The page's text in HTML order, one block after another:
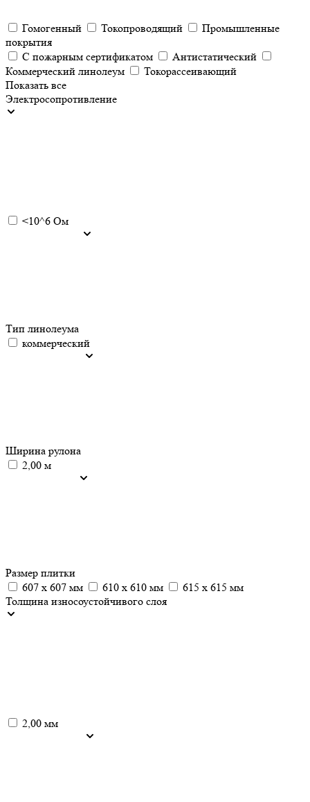
Гомогенный Токопроводящий
Промышленные
покрытия
С пожарным сертификатом
Антистатический
Коммерческий линолеум
Токорассеивающий
Показать все
Электросопротивление
<10^6 Ом
Тип линолеума
коммерческий
Ширина рулона
2,00 м
Размер плитки
607 х 607 мм
610 х 610 мм
615 х 615 мм
Толщина износоустойчивого слоя
2,00 мм